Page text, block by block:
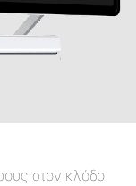
στον κλάδο